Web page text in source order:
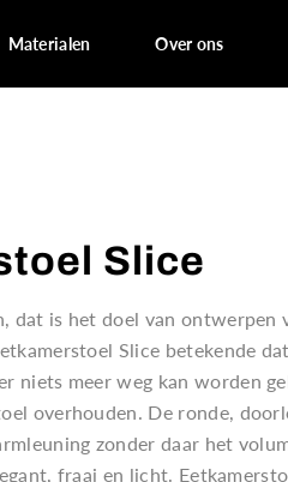
Materialen Over ons
Slice
dat is het doel van ontwerpen
Slice betekende
niets meer weg kan worden
overhouden. De ronde,
zonder daar het
fraai en licht.